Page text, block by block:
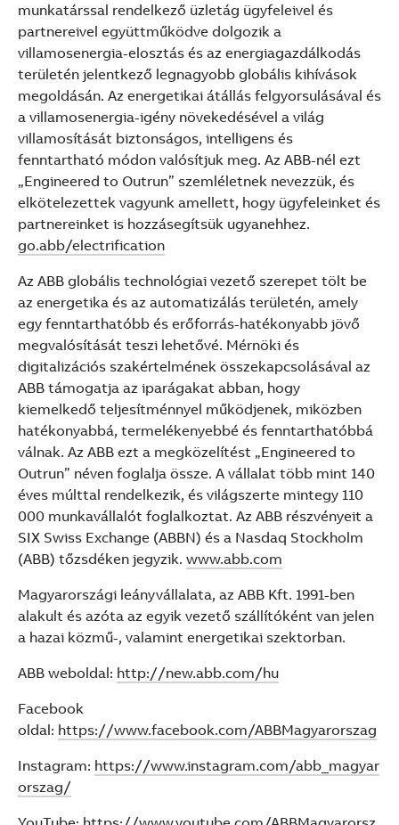
munkatárssal rendelkező üzletág ügyfeleivel és
partnereivel együttműködve dolgozik a
villamosenergia-elosztás és az energiagazdálkodás
területén jelentkező legnagyobb globális kihívások
megoldásán. Az energetikai átállás felgyorsulásával és
a villamosenergia-igény növekedésével a világ
villamosítását biztonságos, intelligens és
fenntartható módon valósítjuk meg. Az ABB-nél ezt
„Engineered to Outrun” szemléletnek nevezzük, és
elkötelezettek vagyunk amellett, hogy ügyfeleinket és
partnereinket is hozzásegítsük ugyanehhez.
go.abb/electrification
Az ABB globális technológiai vezető szerepet tölt be
az energetika és az automatizálás területén, amely
egy fenntarthatóbb és erőforrás-hatékonyabb jövő
megvalósítását teszi lehetővé. Mérnöki és
digitalizációs szakértelmének összekapcsolásával az
ABB támogatja az iparágakat abban, hogy
kiemelkedő teljesítménnyel működjenek, miközben
hatékonyabbá, termelékenyebbé és fenntarthatóbbá
válnak. Az ABB ezt a megközelítést „Engineered to
Outrun” néven foglalja össze. A vállalat több mint 140
éves múlttal rendelkezik, és világszerte mintegy 110
000 munkavállalót foglalkoztat. Az ABB részvényeit a
SIX Swiss Exchange (ABBN) és a Nasdaq Stockholm
(ABB) tőzsdéken jegyzik. www.abb.com
Magyarországi leányvállalata, az ABB Kft. 1991-ben
alakult és azóta az egyik vezető szállítóként van jelen
a hazai közmű-, valamint energetikai szektorban.
ABB weboldal: http://new.abb.com/hu
Facebook
oldal: https://www.facebook.com/ABBMagyarorszag
Instagram: https://www.instagram.com/abb_magyar
orszag/